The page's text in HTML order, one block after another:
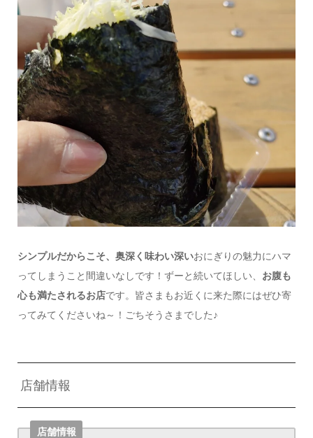
シンプルだからこそ、奥深く味わい深いおにぎりの魅力にハマ
ってしまうこと間違いなしです！ずーと続いてほしい、 お腹も
心も満たされるお店です。皆さまもお近くに来た際にはぜひ寄
ってみてくださいね～！ごちそうさまでした♪
店舗情報
店舗情報